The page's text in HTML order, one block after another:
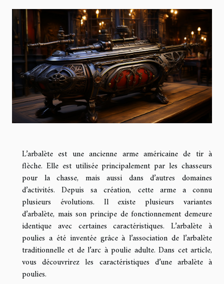
L’arbalète est une ancienne arme américaine de tir à
flèche. Elle est utilisée principalement par les chasseurs
pour la chasse, mais aussi dans d’autres domaines
d’activités. Depuis sa création, cette arme a connu
plusieurs évolutions. Il existe plusieurs variantes
d’arbalète, mais son principe de fonctionnement demeure
identique avec certaines caractéristiques. L’arbalète à
poulies a été inventée grâce à l’association de l’arbalète
traditionnelle et de l’arc à poulie adulte. Dans cet article,
vous découvrirez les caractéristiques d’une arbalète à
poulies.